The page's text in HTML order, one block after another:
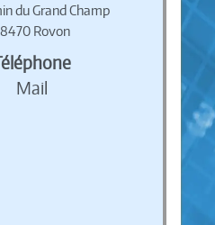
du Grand Champ
Rovon
Mail